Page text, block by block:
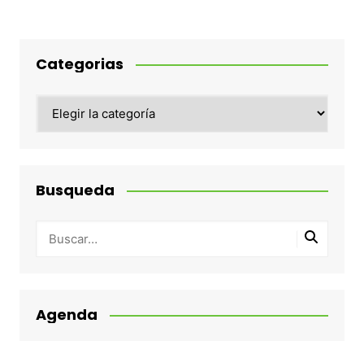
Categorias
Busqueda
Agenda